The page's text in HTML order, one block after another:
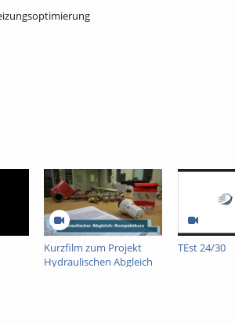
Kurzfilm zum Projekt
Hydraulischen Abgleich
TEst 24/30